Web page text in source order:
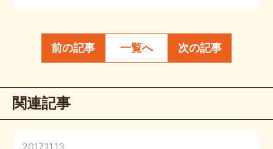
前の記事 一覧へ 次の記事
関連記事
2017.11.13